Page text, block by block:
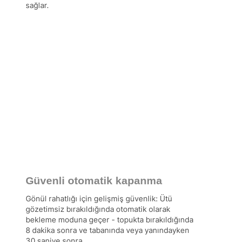
sağlar.
Güvenli otomatik kapanma
Gönül rahatlığı için gelişmiş güvenlik: Ütü
gözetimsiz bırakıldığında otomatik olarak
bekleme moduna geçer - topukta bırakıldığında
8 dakika sonra ve tabanında veya yanındayken